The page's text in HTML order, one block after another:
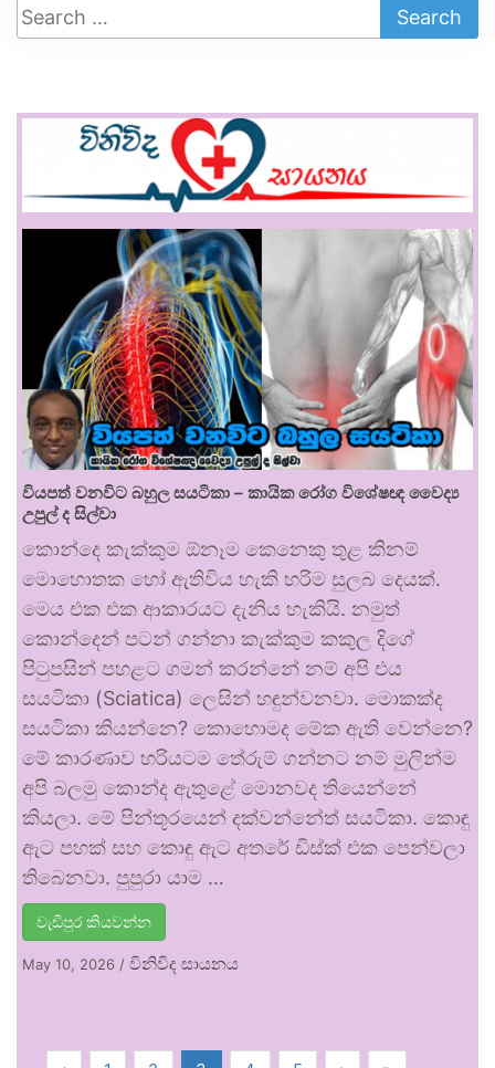
වියපත් වනවිට බහුල සයටිකා – කායික රෝග විශේෂඥ වෛද්‍ය
උපුල් ද සිල්වා
කොන්දෙ කැක්කුම ඕනෑම කෙනෙකු තුළ කිනම්
මොහොතක හෝ ඇතිවිය හැකි හරිම සුලබ දෙයක්.
මෙය එක එක ආකාරයට දැනිය හැකියි. නමුත්
කොන්දෙන් පටන් ගන්නා කැක්කුම කකුල දිගේ
පිටුපසින් පහළට ගමන් කරන්නේ නම් අපි එය
සයටිකා (Sciatica) ලෙසින් හඳුන්වනවා. මොකක්ද
සයටිකා කියන්නෙ? කොහොමද මේක ඇති වෙන්නෙ?
මේ කාරණාව හරියටම තේරුම් ගන්නට නම් මුලින්ම
අපි බලමු කොන්ද ඇතුළේ මොනවද තියෙන්නේ
කියලා. මේ පින්තූරයෙන් දක්වන්නේත් සයටිකා. කොඳු
ඇට පහක් සහ කොඳු ඇට අතරේ ඩිස්ක් එක පෙන්වලා
තිබෙනවා. පුපුරා යාම …
වැඩිපුර කියවන්න
May 10, 2026 / විනිවිද සායනය